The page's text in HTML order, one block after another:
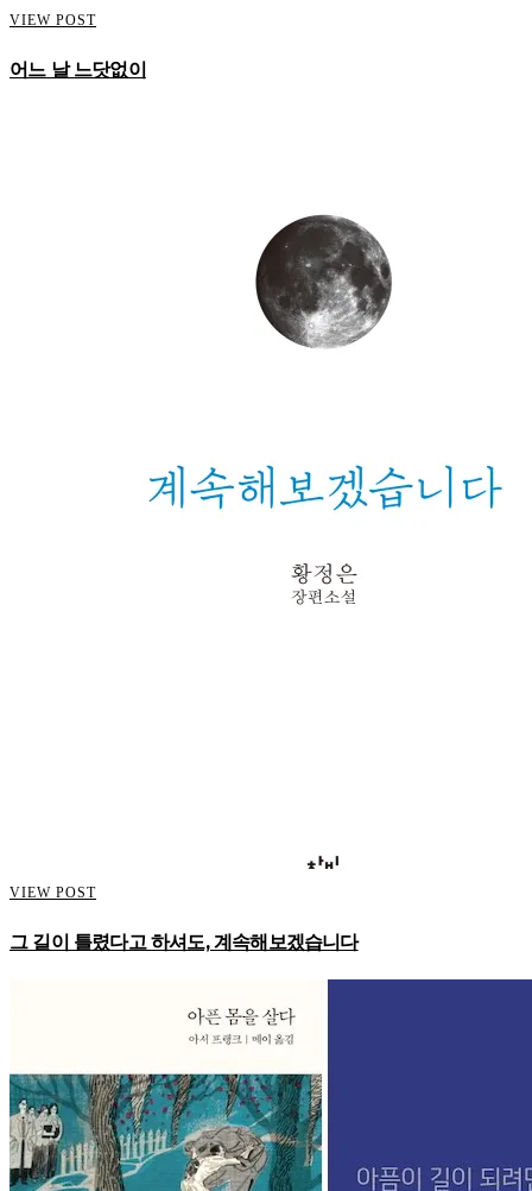
VIEW POST
어느 날 느닷없이
VIEW POST
그 길이 틀렸다고 하셔도, 계속해보겠습니다